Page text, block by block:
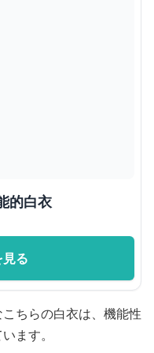
的白衣
る
ちらの白衣は、機能性
ます。